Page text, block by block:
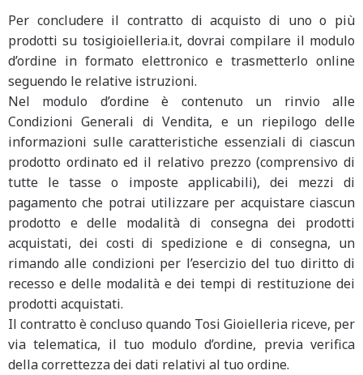
Per concludere il contratto di acquisto di uno o più
prodotti su tosigioielleria.it, dovrai compilare il modulo
d’ordine in formato elettronico e trasmetterlo online
seguendo le relative istruzioni.
Nel modulo d’ordine è contenuto un rinvio alle
Condizioni Generali di Vendita, e un riepilogo delle
informazioni sulle caratteristiche essenziali di ciascun
prodotto ordinato ed il relativo prezzo (comprensivo di
tutte le tasse o imposte applicabili), dei mezzi di
pagamento che potrai utilizzare per acquistare ciascun
prodotto e delle modalità di consegna dei prodotti
acquistati, dei costi di spedizione e di consegna, un
rimando alle condizioni per l’esercizio del tuo diritto di
recesso e delle modalità e dei tempi di restituzione dei
prodotti acquistati.
Il contratto è concluso quando Tosi Gioielleria riceve, per
via telematica, il tuo modulo d’ordine, previa verifica
della correttezza dei dati relativi al tuo ordine.